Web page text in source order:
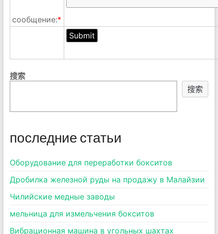
сообщение:*
搜索
搜索
последние статьи
Оборудование для переработки бокситов
Дробилка железной руды на продажу в Малайзии
Чилийские медные заводы
мельница для измельчения бокситов
Вибрационная машина в угольных шахтах